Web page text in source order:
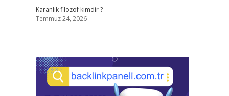
Karanlık filozof kimdir ?
Temmuz 24, 2026